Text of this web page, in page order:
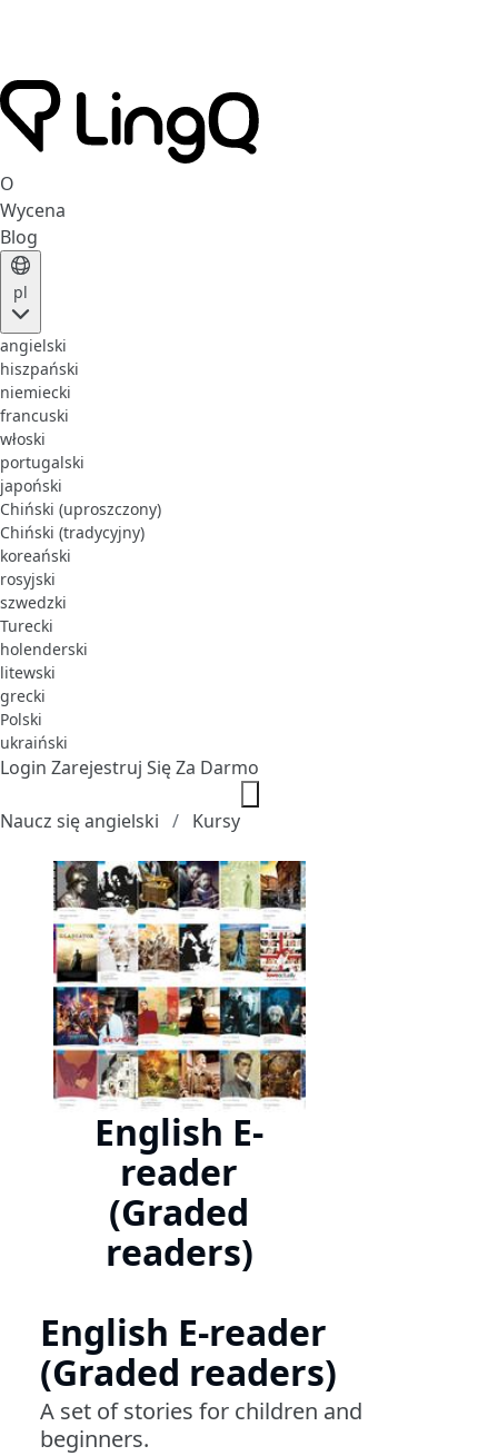
O
Wycena
Blog
pl
angielski
hiszpański
niemiecki
francuski
włoski
portugalski
japoński
Chiński (uproszczony)
Chiński (tradycyjny)
koreański
rosyjski
szwedzki
Turecki
holenderski
litewski
grecki
Polski
ukraiński
Login Zarejestruj Się Za Darmo
Naucz się angielski Kursy
English E-
reader
(Graded
readers)
English E-reader
(Graded readers)
A set of stories for children and
beginners.